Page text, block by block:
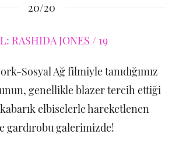
20/20
Sosyal Ağ filmiyle tanıdığımız
genellikle blazer tercih ettiği
elbiselerle hareketlenen
gardırobu galerimizde!